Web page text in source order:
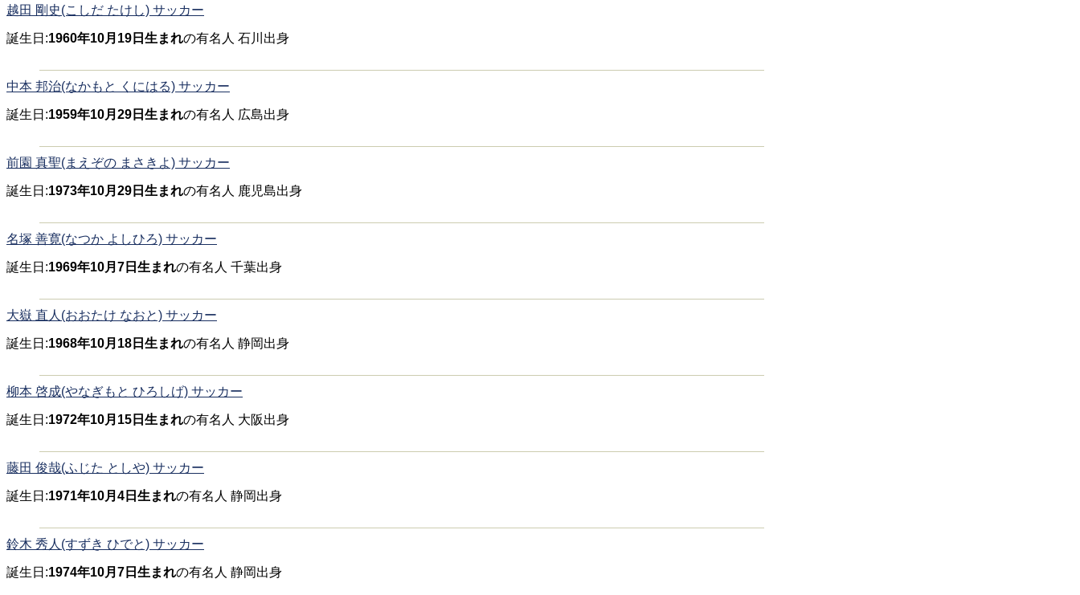
越田 剛史(こしだ たけし) サッカー
誕生日:1960年10月19日生まれの有名人 石川出身
中本 邦治(なかもと くにはる) サッカー
誕生日:1959年10月29日生まれの有名人 広島出身
前園 真聖(まえぞの まさきよ) サッカー
誕生日:1973年10月29日生まれの有名人 鹿児島出身
名塚 善寛(なつか よしひろ) サッカー
誕生日:1969年10月7日生まれの有名人 千葉出身
大嶽 直人(おおたけ なおと) サッカー
誕生日:1968年10月18日生まれの有名人 静岡出身
柳本 啓成(やなぎもと ひろしげ) サッカー
誕生日:1972年10月15日生まれの有名人 大阪出身
藤田 俊哉(ふじた としや) サッカー
誕生日:1971年10月4日生まれの有名人 静岡出身
鈴木 秀人(すずき ひでと) サッカー
誕生日:1974年10月7日生まれの有名人 静岡出身